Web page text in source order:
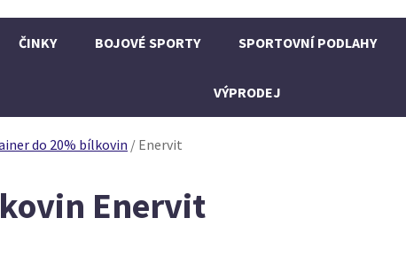
ČINKY BOJOVÉ SPORTY SPORTOVNÍ PODLAHY
VÝPRODEJ
do 20% bílkovin / Enervit
Enervit